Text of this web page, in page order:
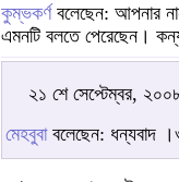
কুম্ভকর্ণবলেছেন: আপনার
এমনটি বলতে পেরেছেন।
২১ শে সেপ্টেম্বর,
মেহবুবাবলেছেন: ধন্যবাদ